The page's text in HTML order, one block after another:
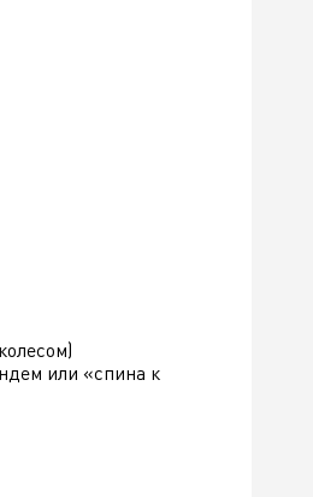
или «спина к